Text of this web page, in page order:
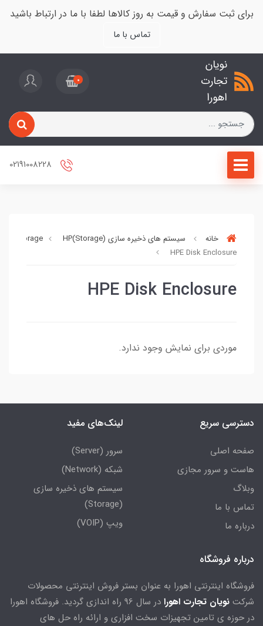
برای ثبت سفارش و قیمت به روز کالاها لطفا با ما در ارتباط باشید
تماس با ما
نویان
تجارت
اهورا
0
خانه سیستم های ذخیره سازی (Storage) HP
storage)
HPE Disk Enclosure
HPE Disk Enclosure
موردی برای نمایش وجود ندارد.
دسترسی سریع
صفحه اصلی
هاست و سرور مجازی
وبلاگ
تماس با ما
درباره ما
لینک‌های مفید
سرور (Server)
شبکه (Network)
سیستم های ذخیره سازی
(Storage)
ویپ (VOIP)
درباره فروشگاه
فروشگاه اینترنتی اهورا به عنوان بستر فروش اینترنتی محصولات
شرکت نویان تجارت اهورا
در سال 96 راه اندازی گردید. فروشگاه اهورا
در حوزه ی تامین تجهیزات سخت افزاری و ارائه راه حل های